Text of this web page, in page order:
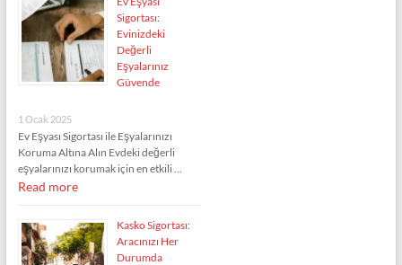
Sigortası:
Evinizdeki
Değerli
Eşyalarınız
Güvende
1 Ocak 2025
Ev Eşyası Sigortası ile Eşyalarınızı
Koruma Altına Alın Evdeki değerli
eşyalarınızı korumak için en etkili …
Read more
Kasko Sigortası:
Aracınızı Her
Durumda